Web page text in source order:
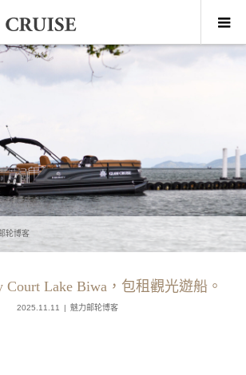
轮博客
Court Lake Biwa，包租觀光遊船。
2025.11.11 魅力邮轮博客